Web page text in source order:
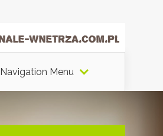
Navigation Menu